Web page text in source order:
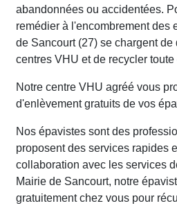
abandonnées ou accidentées.
remédier à l'encombrement des
de Sancourt (27) se chargent de
centres VHU et de recycler toute
Notre centre VHU agréé vous
d'enlèvement gratuits de vos
Nos épavistes sont des
proposent des services rapides
collaboration avec les services
Mairie de Sancourt, notre
gratuitement chez vous pour